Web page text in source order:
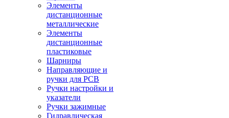
Элементы
дистанционные
металлические
Элементы
дистанционные
пластиковые
Шарниры
Направляющие и
ручки для PCB
Ручки настройки и
указатели
Ручки зажимные
Гидравлическая